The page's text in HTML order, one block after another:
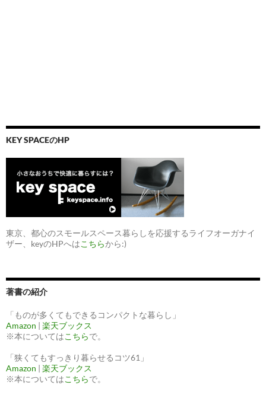
KEY SPACEのHP
東京、都心のスモールスペース暮らしを応援するライフオーガナイ
ザー、keyのHPへはこちらから:)
著書の紹介
「ものが多くてもできるコンパクトな暮らし」
Amazon | 楽天ブックス
※本についてはこちらで。
「狭くてもすっきり暮らせるコツ61」
Amazon | 楽天ブックス
※本についてはこちらで。